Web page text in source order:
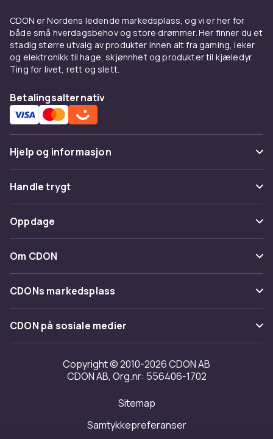
CDON er Nordens ledende markedsplass, og vi er her for
både små hverdagsbehov og store drømmer. Her finner du et
stadig større utvalg av produkter innen alt fra gaming, leker
og elektronikk til hage, skjønnhet og produkter til kjæledyr.
Ting for livet, rett og slett.
Betalingsalternativ
Hjelp og informasjon
Vanlige spørsmål
Spor pakke
Angre & returner her
Kontakt oss
Handle trygt
Betaling
Levering
Tilbakekallinger
Oppdage
Kategorier
Varemerker
Om CDON
Om oss
Kundeanmeldelser
Jobbe på CDON
Investor relations
Tilgjengelighet
CDONs markedsplass
Merchant Help Center
CDON på sosiale medier
Copyright © 2010-2026 CDON AB
CDON AB, Org.nr: 556406-1702
Sitemap
Samtykkepreferanser